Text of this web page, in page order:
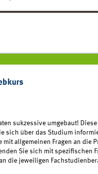
sukzessive umgebaut!
sich über das Studium
allgemeinen Fragen an die
Sie sich mit spezifischen
die jeweiligen